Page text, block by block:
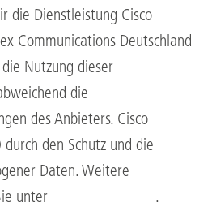
die Dienstleistung Cisco
Communications Deutschland
Nutzung dieser
die
des Anbieters. Cisco
den Schutz und die
Daten. Weitere
unter
.